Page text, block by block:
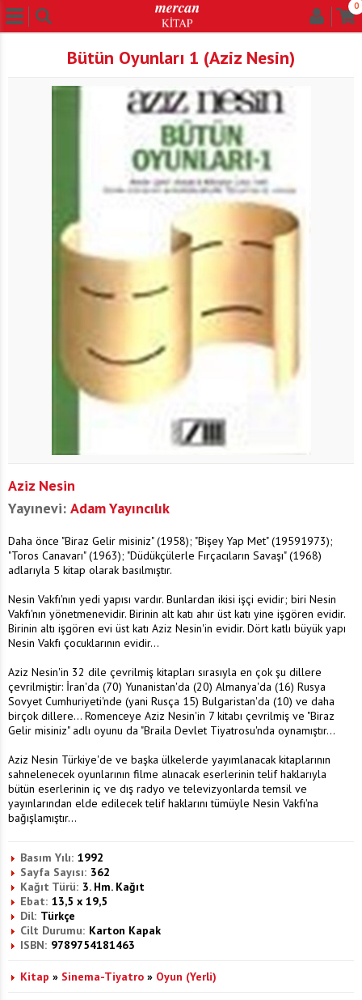
0
Bütün Oyunları 1 (Aziz Nesin)
Aziz Nesin
Yayınevi: Adam Yayıncılık
Daha önce "Biraz Gelir misiniz" (1958); "Bişey Yap Met" (19591973);
"Toros Canavarı" (1963); "Düdükçülerle Fırçacıların Savaşı" (1968)
adlarıyla 5 kitap olarak basılmıştır.
Nesin Vakfı'nın yedi yapısı vardır. Bunlardan ikisi işçi evidir; biri Nesin
Vakfı'nın yönetmenevidir. Birinin alt katı ahır üst katı yine işgören evidir.
Birinin altı işgören evi üst katı Aziz Nesin'in evidir. Dört katlı büyük yapı
Nesin Vakfı çocuklarının evidir...
Aziz Nesin'in 32 dile çevrilmiş kitapları sırasıyla en çok şu dillere
çevrilmiştir: İran'da (70) Yunanistan'da (20) Almanya'da (16) Rusya
Sovyet Cumhuriyeti'nde (yani Rusça 15) Bulgaristan'da (10) ve daha
birçok dillere... Romenceye Aziz Nesin'in 7 kitabı çevrilmiş ve "Biraz
Gelir misiniz" adlı oyunu da "Braila Devlet Tiyatrosu'nda oynamıştır...
Aziz Nesin Türkiye'de ve başka ülkelerde yayımlanacak kitaplarının
sahnelenecek oyunlarının filme alınacak eserlerinin telif haklarıyla
bütün eserlerinin iç ve dış radyo ve televizyonlarda temsil ve
yayınlarından elde edilecek telif haklarını tümüyle Nesin Vakfı'na
bağışlamıştır...
Basım Yılı: 1992
Sayfa Sayısı: 362
Kağıt Türü: 3. Hm. Kağıt
Ebat: 13,5 x 19,5
Dil: Türkçe
Cilt Durumu: Karton Kapak
ISBN: 9789754181463
Kitap » Sinema-Tiyatro » Oyun (Yerli)